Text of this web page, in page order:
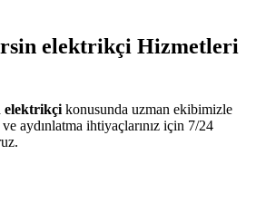
elektrikçi Hizmetleri
elektrikçi konusunda uzman ekibimizle
aydınlatma ihtiyaçlarınız için 7/24